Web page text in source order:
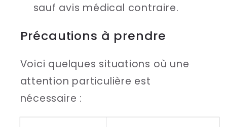
sauf avis médical contraire.
Précautions à prendre
Voici quelques situations où une
attention particulière est
nécessaire :